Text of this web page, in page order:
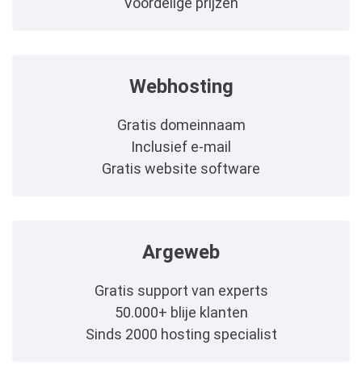
Webhosting
Gratis domeinnaam
Inclusief e-mail
Gratis website software
Argeweb
Gratis support van experts
50.000+ blije klanten
Sinds 2000 hosting specialist